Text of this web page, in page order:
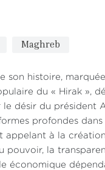
Maghreb
son histoire,
du « Hirak »,
désir du président
profondes
à la création
pouvoir, la
économique